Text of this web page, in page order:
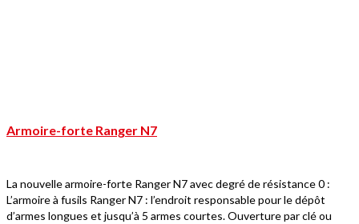
Armoire-forte Ranger N7
La nouvelle armoire-forte Ranger N7 avec degré de résistance 0 :
L’armoire à fusils Ranger N7 : l’endroit responsable pour le dépôt
d’armes longues et jusqu’à 5 armes courtes. Ouverture par clé ou